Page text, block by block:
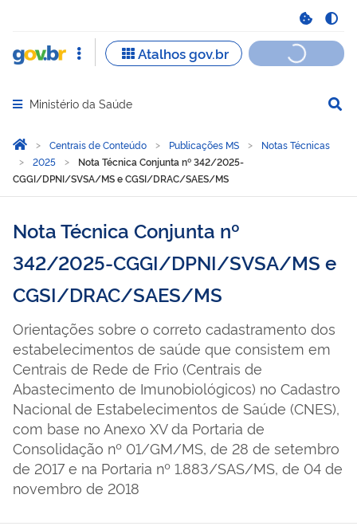
Abrir menu principal de navegação
Ministério da Saúde
Você está aqui:
Página Inicial
Centrais de Conteúdo Publicações MS
Notas Técnicas
2025
Nota Técnica Conjunta nº 342/2025-
CGGI/DPNI/SVSA/MS e CGSI/DRAC/SAES/MS
Nota Técnica Conjunta nº
342/2025-CGGI/DPNI/SVSA/MS e
CGSI/DRAC/SAES/MS
Orientações sobre o correto cadastramento dos
estabelecimentos de saúde que consistem em
Centrais de Rede de Frio (Centrais de
Abastecimento de Imunobiológicos) no Cadastro
Nacional de Estabelecimentos de Saúde (CNES),
com base no Anexo XV da Portaria de
Consolidação nº 01/GM/MS, de 28 de setembro
de 2017 e na Portaria nº 1.883/SAS/MS, de 04 de
novembro de 2018